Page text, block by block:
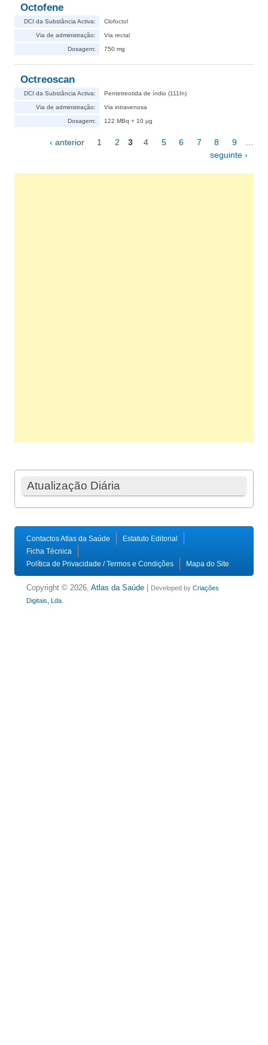
Octofene
DCI da Substância Activa: Clofoctol
Via de administração: Via rectal
Dosagem: 750 mg
Octreoscan
DCI da Substância Activa: Pentetreotida de índio (111In)
Via de administração: Via intravenosa
Dosagem: 122 MBq + 10 µg
Páginas‹ anterior 1 2 3 4 5 6 7 8 9
seguinte ›
Atualização Diária
Contactos Atlas da Saúde
Estatuto Editorial
Ficha Técnica
Política de Privacidade / Termos e Condições
Mapa do Site
Copyright © 2026, Atlas da Saúde Developed by Criações
Digitais, Lda